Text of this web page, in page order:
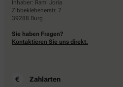
Inhaber: Rami Joria
Zibbeklebenerstr. 7
39288 Burg
Sie haben Fragen?
Kontaktieren Sie uns direkt.
Zahlarten